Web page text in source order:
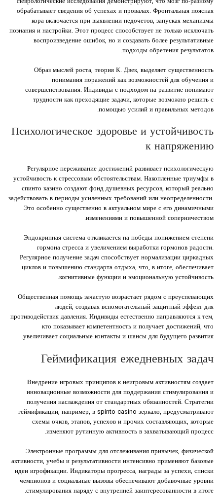
обрабатывает сведения об успехах и провалах. Фронтальная поясная
кора включается при выявлении недочетов, запуская механизмы
познания и настройки. Этот процесс способствует не только исключать
воспроизведение ошибок, но и создавать более результативные
подходы обретения результатов.
Образ мыслей роста, теория К. Двек, выделяет существенность
понимания поражений как возможностей для обучения и
совершенствования. Индивиды с подходом на развитие понимают
трудности как преходящие задачи, которые возможно решить с
помощью усилий и правильных методов.
Психологическое здоровье и устойчивость
к напряжению
Регулярное переживание достижений развивает психологическую
устойчивость к стрессовым обстоятельствам. Накопленные триумфы в
спинто казино создают фонд душевных ресурсов, который реально
задействовать в периоды усиленных требований или неопределенности.
Это особенно существенно в актуальном мире с его динамичными
изменениями и повышенной соперничеством.
Эндокринная система откликается на победы понижением степени
гормона стресса и увеличением выработки гормонов радости.
Регулярное получение задач способствует нормализации циркадных
циклов и повышению стандарта отдыха, что, в итоге, обеспечивает
когнитивные функции и эмоциональную устойчивость.
Общественная помощь зачастую возрастает рядом с преуспевающих
людей, создавая вспомогательный защитный эффект для
противодействия давления. Индивиды естественно направляются к тем,
кто показывает компетентность и получает достижений, что
увеличивает социальные контакты и шансы для будущего развития.
Геймификация ежедневных задач
Внедрение игровых принципов к неигровым активностям создает
инновационные возможности для поддержания стимулирования и
получения наслаждения от стандартных обязанностей. Стратегии
геймификации, например, в spinto casino зеркало, предусматривают
схемы очков, этапов, успехов и прочих составляющих, которые
изменяют рутинную активность в захватывающий процесс.
Электронные программы для отслеживания привычек, физической
активности, учебы и результативности интенсивно применяют базовые
идеи игрофикации. Индикаторы прогресса, награды за успехи, списки
чемпионов и социальные вызовы обеспечивают добавочные уровни
стимулирования наряду с внутренней заинтересованности в итоге.